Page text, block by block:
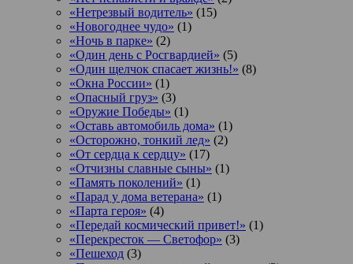
«Нетрезвый водитель» (15)
«Новогоднее чудо» (1)
«Ночь в парке» (2)
«Один день с Росгвардией» (5)
«Один щелчок спасает жизнь!» (8)
«Окна России» (1)
«Опасный груз» (3)
«Оружие Победы» (1)
«Оставь автомобиль дома» (1)
«Осторожно, тонкий лед» (2)
«От сердца к сердцу» (17)
«Отчизны славные сыны» (1)
«Память поколений» (1)
«Парад у дома ветерана» (1)
«Парта героя» (4)
«Передай космический привет!» (1)
«Перекресток — Светофор» (3)
«Пешеход (3)